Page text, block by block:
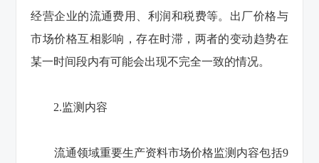
经营企业的流通费用、利润和税费等。出厂价格与
市场价格互相影响，存在时滞，两者的变动趋势在
某一时间段内有可能会出现不完全一致的情况。
2.监测内容
流通领域重要生产资料市场价格监测内容包括9